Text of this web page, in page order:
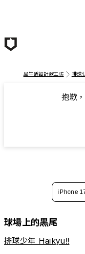
犀牛盾設計款工坊 排球
抱歉
iPhone
球場上的黒尾
排球少年 Haikyu!!